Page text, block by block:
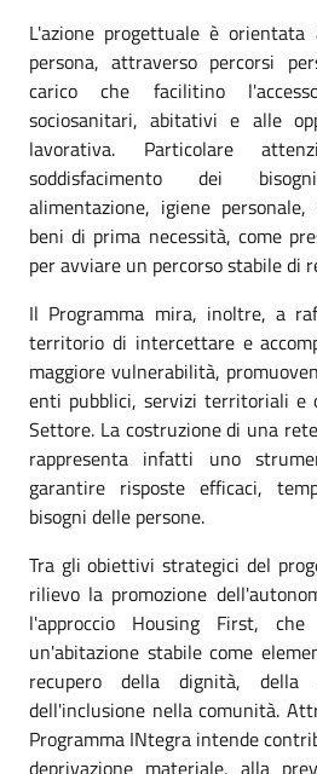
L'azione progettuale è
persona, attraverso percorsi
carico che facilitino
sociosanitari, abitativi e alle
lavorativa. Particolare
soddisfacimento dei
alimentazione, igiene
beni di prima necessità, come
per avviare un percorso stabile di
Il Programma mira, inoltre, a
territorio di intercettare e
maggiore vulnerabilità,
enti pubblici, servizi territoriali e
Settore. La costruzione di una
rappresenta infatti uno
garantire risposte efficaci,
bisogni delle persone.
Tra gli obiettivi strategici del
rilievo la promozione
l'approccio Housing First, che
un'abitazione stabile come
recupero della dignità, della
dell'inclusione nella comunità.
Programma INtegra intende
deprivazione materiale, alla